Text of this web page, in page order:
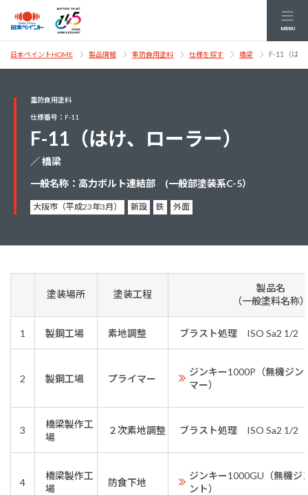
MENU
日本ペイントHOME 製品情報 重防食用塗料 仕様を探す 橋梁 F-11（は
重防食用塗料
仕様番号：F-11
F-11（はけ、ローラー）
／ 橋梁
一般名称：高力ボルト連結部 (一般部塗装系C-5）
大阪市（平成23年3月） 新設 鉄 外面
塗装場所 塗装工程
製品名
（一般塗料名称
1 製鋼工場 素地調整 ブラスト処理 ISO Sa2 1/2
2 製鋼工場 プライマー
ジンキー1000P（無機ジン
マー）
3
橋梁製作工
場
２次素地調整 ブラスト処理 ISO Sa2 1/2
4
橋梁製作工
場
防食下地
ジンキー1000GU（無機ジ
ント）